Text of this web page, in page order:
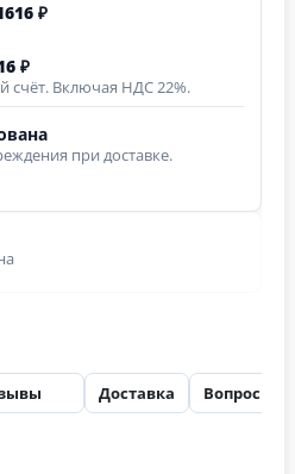
₽
₽
счёт. Включая НДС 22%.
при доставке.
Доставка Вопросы